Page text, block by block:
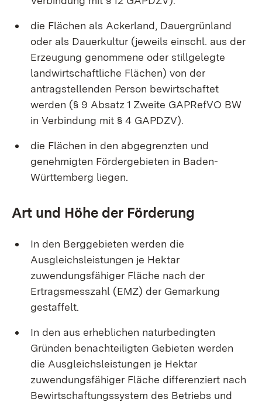
die Flächen als Ackerland, Dauergrünland
oder als Dauerkultur (jeweils einschl. aus der
Erzeugung genommene oder stillgelegte
landwirtschaftliche Flächen) von der
antragstellenden Person bewirtschaftet
werden (§ 9 Absatz 1 Zweite GAPRefVO BW
in Verbindung mit § 4 GAPDZV).
die Flächen in den abgegrenzten und
genehmigten Fördergebieten in Baden-
Württemberg liegen.
Art und Höhe der Förderung
In den Berggebieten werden die
Ausgleichsleistungen je Hektar
zuwendungsfähiger Fläche nach der
Ertragsmesszahl (EMZ) der Gemarkung
gestaffelt.
In den aus erheblichen naturbedingten
Gründen benachteiligten Gebieten werden
die Ausgleichsleistungen je Hektar
zuwendungsfähiger Fläche differenziert nach
Bewirtschaftungssystem des Betriebs und